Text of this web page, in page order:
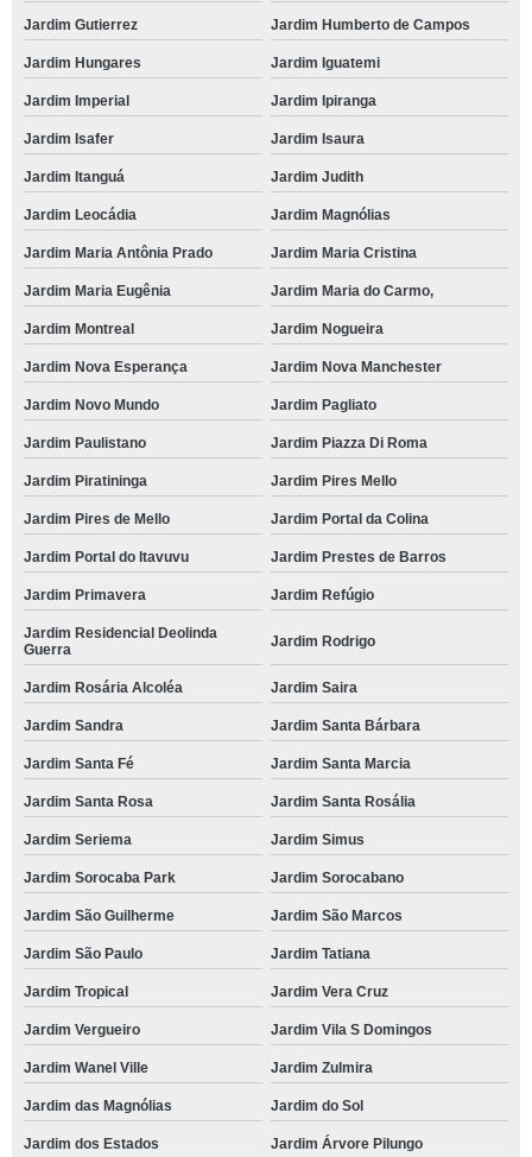
Jardim Gutierrez Jardim Humberto de Campos
Jardim Hungares Jardim Iguatemi
Jardim Imperial Jardim Ipiranga
Jardim Isafer Jardim Isaura
Jardim Itanguá Jardim Judith
Jardim Leocádia Jardim Magnólias
Jardim Maria Antônia Prado Jardim Maria Cristina
Jardim Maria Eugênia Jardim Maria do Carmo,
Jardim Montreal Jardim Nogueira
Jardim Nova Esperança Jardim Nova Manchester
Jardim Novo Mundo Jardim Pagliato
Jardim Paulistano Jardim Piazza Di Roma
Jardim Piratininga Jardim Pires Mello
Jardim Pires de Mello Jardim Portal da Colina
Jardim Portal do Itavuvu Jardim Prestes de Barros
Jardim Primavera Jardim Refúgio
Jardim Residencial Deolinda
Guerra
Jardim Rodrigo
Jardim Rosária Alcoléa Jardim Saira
Jardim Sandra Jardim Santa Bárbara
Jardim Santa Fé Jardim Santa Marcia
Jardim Santa Rosa Jardim Santa Rosália
Jardim Seriema Jardim Simus
Jardim Sorocaba Park Jardim Sorocabano
Jardim São Guilherme Jardim São Marcos
Jardim São Paulo Jardim Tatiana
Jardim Tropical Jardim Vera Cruz
Jardim Vergueiro Jardim Vila S Domingos
Jardim Wanel Ville Jardim Zulmira
Jardim das Magnólias Jardim do Sol
Jardim dos Estados Jardim Árvore Pilungo